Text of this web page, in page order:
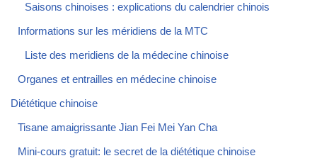
Saisons chinoises : explications du calendrier chinois
Informations sur les méridiens de la MTC
Liste des meridiens de la médecine chinoise
Organes et entrailles en médecine chinoise
Diététique chinoise
Tisane amaigrissante Jian Fei Mei Yan Cha
Mini-cours gratuit: le secret de la diététique chinoise